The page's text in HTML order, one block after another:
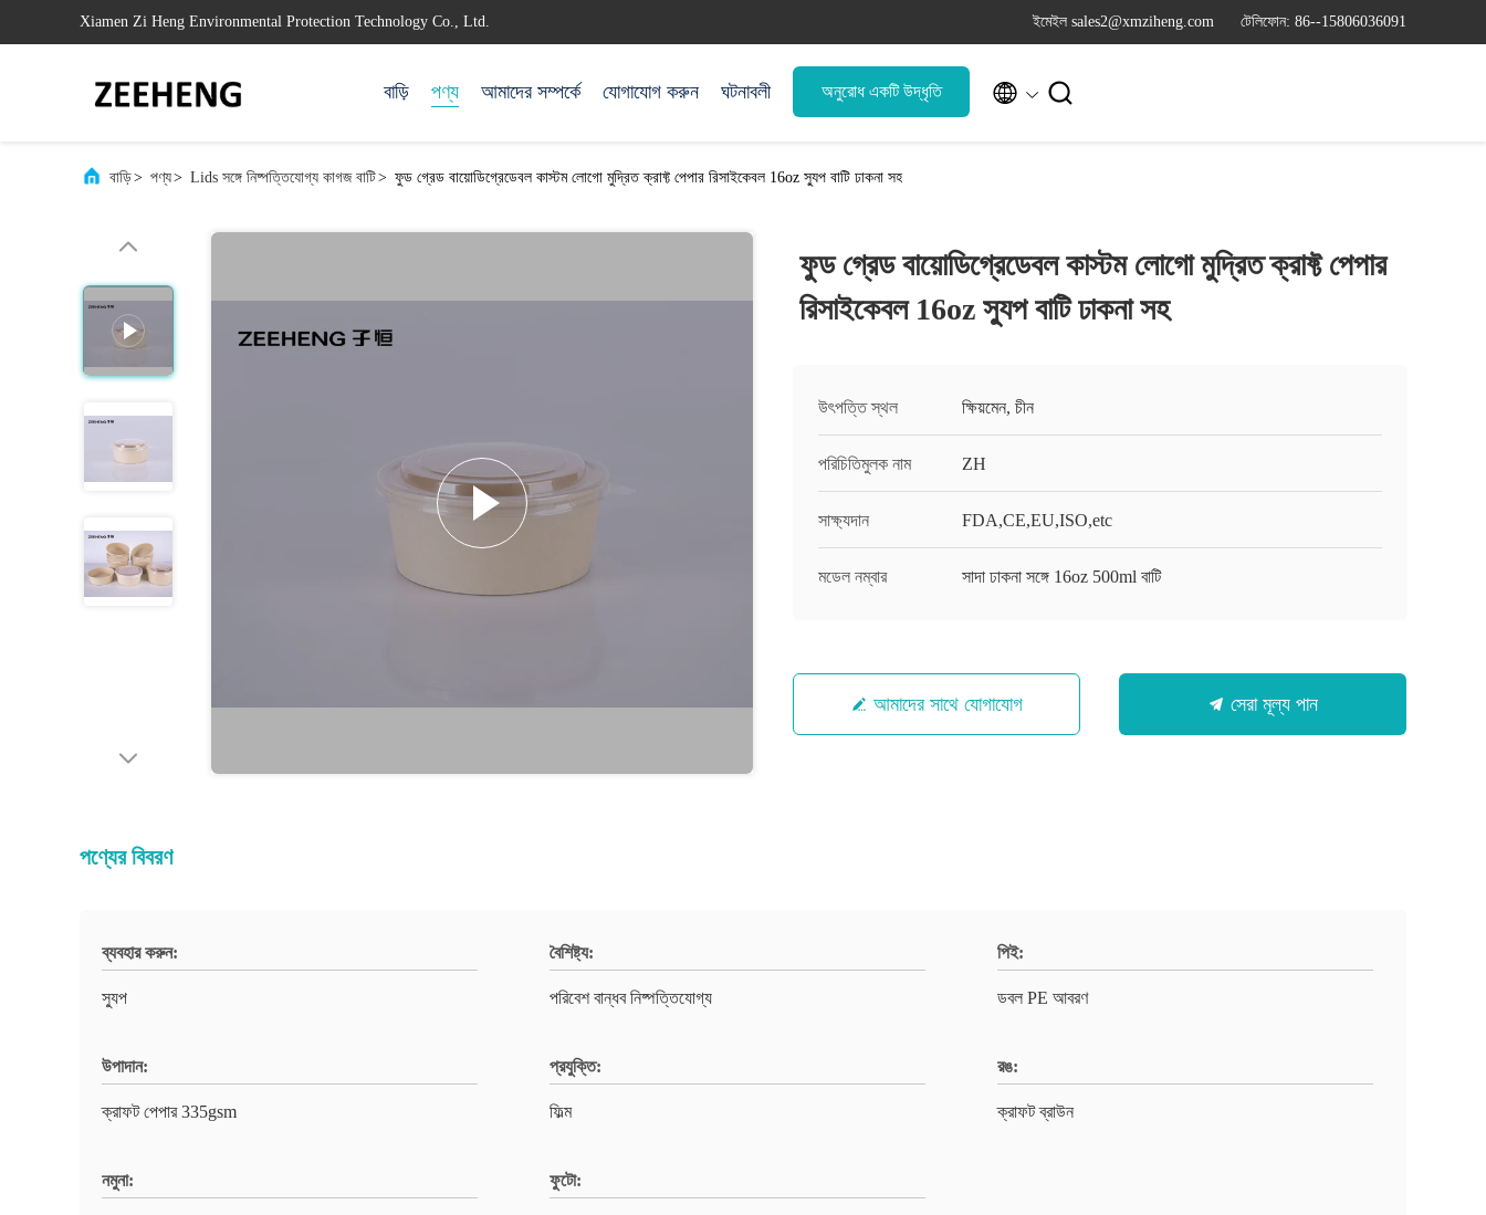
Xiamen Zi Heng Environmental Protection Technology Co., Ltd. ইমেইল sales2@xmziheng.com টেলিফোন: 86--15806036091
বাড়ি পণ্য আমাদের সম্পর্কে যোগাযোগ করুন ঘটনাবলী অনুরোধ একটি উদ্ধৃতি  
বাড়ি> পণ্য> Lids সঙ্গে নিষ্পত্তিযোগ্য কাগজ বাটি> ফুড গ্রেড বায়োডিগ্রেডেবল কাস্টম লোগো মুদ্রিত ক্রাফ্ট পেপার রিসাইকেবল 16oz স্যুপ বাটি ঢাকনা সহ
ফুড গ্রেড বায়োডিগ্রেডেবল কাস্টম লোগো মুদ্রিত ক্রাফ্ট পেপার
রিসাইকেবল 16oz স্যুপ বাটি ঢাকনা সহ
উৎপত্তি স্থল ক্ষিয়মেন, চীন
পরিচিতিমুলক নাম ZH
সাক্ষ্যদান FDA,CE,EU,ISO,etc
মডেল নম্বার সাদা ঢাকনা সঙ্গে 16oz 500ml বাটি
আমাদের সাথে যোগাযোগ সেরা মূল্য পান
পণ্যের বিবরণ
ব্যবহার করুন:
স্যুপ
বৈশিষ্ট্য:
পরিবেশ বান্ধব নিষ্পত্তিযোগ্য
পিই:
ডবল PE আবরণ
উপাদান:
ক্রাফট পেপার 335gsm
প্রযুক্তি:
ফিল্ম
রঙ:
ক্রাফট ব্রাউন
নমুনা: ফুটো: